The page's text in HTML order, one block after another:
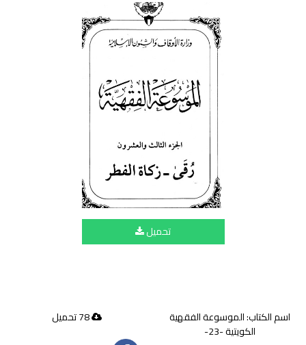
تحميل
اسم الكتاب: الموسوعة الفقهية
الكويتية -23-
78 تحميل